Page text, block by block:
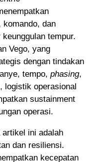
komando, dan
tempur.
Vego, yang
dengan tindakan
tempo,phasing,
logistik operasional
sustainment
operasi.
artikel ini adalah
dan resiliensi.
kecepatan